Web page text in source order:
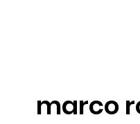
marco